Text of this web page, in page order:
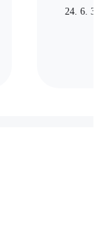
24. 6.